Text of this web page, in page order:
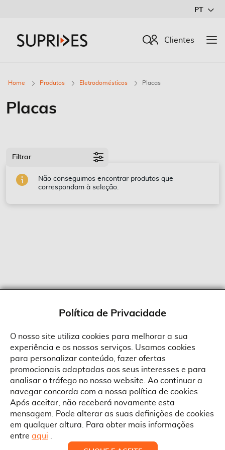
Conteúdo
PT
Procurar
Clientes
Home Produtos Eletrodomésticos Placas
Placas
Não conseguimos encontrar produtos que
correspondam à seleção.
Filtrar
Política de Privacidade
O nosso site utiliza cookies para melhorar a sua
experiência e os nossos serviços. Usamos cookies
para personalizar conteúdo, fazer ofertas
promocionais adaptadas aos seus interesses e para
analisar o tráfego no nosso website. Ao continuar a
navegar concorda com a nossa política de cookies.
Após aceitar, não receberá novamente esta
mensagem. Pode alterar as suas definições de cookies
em qualquer altura. Para obter mais informações
entre aqui
Sobre a Suprides
Quem Somos
Informações
Termos e Condições
Condições Gerais de Venda
Serviço Pós-Venda
Pedido RMA
Contactos
Morada
Rua Gonçalves Zarco, 1837
Copyright © Suprides 2026 - Powered by Toogas with
Política de Cookies
Ao aceitar a política de cookies da Suprides deverá ter em consideração
que a utilização de cookies possibilita a personalização da utilização e a
apresentação de serviços e ofertas adaptadas ao seu interesses. Pode
alterar as suas definições de cookies a qualquer altura.